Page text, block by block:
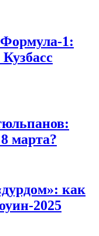
1:
марта?
как
2025